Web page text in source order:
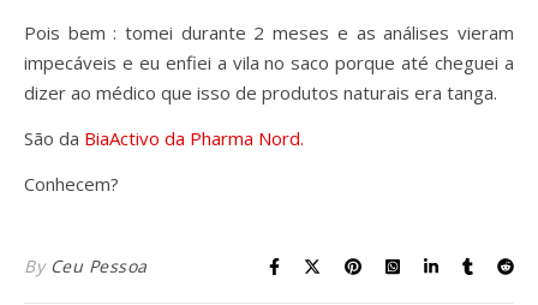
Pois bem : tomei durante 2 meses e as análises vieram
impecáveis e eu enfiei a vila no saco porque até cheguei a
dizer ao médico que isso de produtos naturais era tanga.
São da BiaActivo da Pharma Nord.
Conhecem?
By Ceu Pessoa